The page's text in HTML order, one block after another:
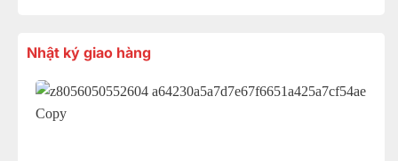
Nhật ký giao hàng